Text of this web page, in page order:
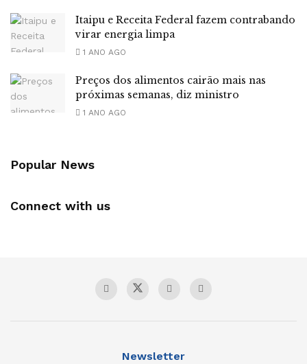
Itaipu e Receita Federal fazem contrabando
virar energia limpa
1 ANO AGO
Preços dos alimentos cairão mais nas
próximas semanas, diz ministro
1 ANO AGO
Popular News
Connect with us
Newsletter